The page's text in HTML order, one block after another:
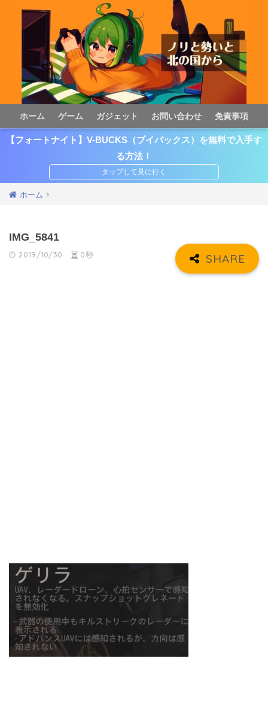
ホーム ゲーム ガジェット お問い合わせ 免責事項
【フォートナイト】V-BUCKS（ブイバックス）を無料で入手す
る方法！
ホーム
IMG_5841
2019/10/30 0秒